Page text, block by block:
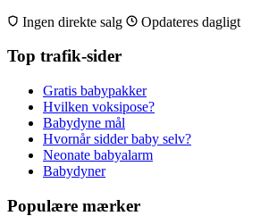
Ingen direkte salg
Opdateres dagligt
Top trafik-sider
Gratis babypakker
Hvilken voksipose?
Babydyne mål
Hvornår sidder baby selv?
Neonate babyalarm
Babydyner
Populære mærker